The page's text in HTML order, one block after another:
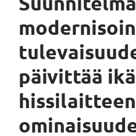
päivittää
hissilaitteen